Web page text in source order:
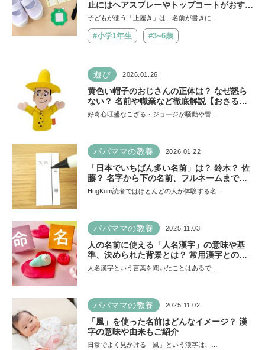
止にはヘアスプレーやトップコートがおすす
め。上手な書き方のコツと便利グッズを紹
子どもが使う「上履き」は、名前が書きに…
#小学1年生 #3~6歳
遊び 2026.01.26
黄色い帽子のおじさんの正体は？ なぜ怒ら
ない？ 名前や職業など徹底解説【おさるの
ジョージ】
好奇心旺盛なこざる・ジョージが騒動や冒…
パパママの教養 2026.01.22
「日本でいちばん多い名前」は？ 鈴木？ 佐
藤？ 名字から下の名前、フルネームまで大
調査！
HugKum読者ではほとんどの人が体験する名…
パパママの教養 2025.11.03
人の名前に使える「人名漢字」の意味や基
準、決められた背景とは？ 常用漢字との関
係も解説
人名漢字という言葉を聞いたことはあるで…
パパママの教養 2025.11.02
「風」を使った名前はどんなイメージ？ 漢
字の意味や由来もご紹介
日常でよく見かける「風」という漢字は、…